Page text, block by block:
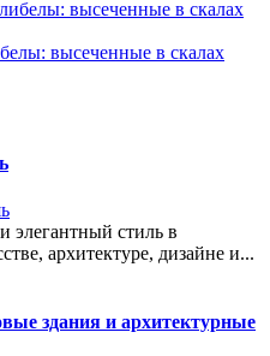
высеченные в скалах
элегантный стиль в
архитектуре, дизайне и...
здания и архитектурные